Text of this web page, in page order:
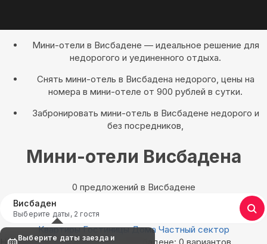
Мини-отели в Висбадене — идеальное решение для
недорогого и уединенного отдыха.
Снять мини-отель в Висбадена недорого, цены на
номера в мини-отеле от 900 рублей в сутки.
Забронировать мини-отель в Висбадене недорого и
без посредников,
Мини-отели Висбадена
0 предложений в Висбадене
Висбаден
Выберите даты, 2 гостя
Квартиры Гостиницы Дома Частный сектор
Выберите даты заезда и